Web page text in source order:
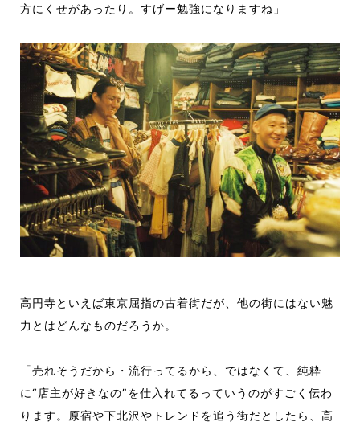
方にくせがあったり。すげー勉強になりますね」
高円寺といえば東京屈指の古着街だが、他の街にはない魅
力とはどんなものだろうか。
「売れそうだから・流行ってるから、ではなくて、純粋
に“店主が好きなの”を仕入れてるっていうのがすごく伝わ
ります。原宿や下北沢やトレンドを追う街だとしたら、高